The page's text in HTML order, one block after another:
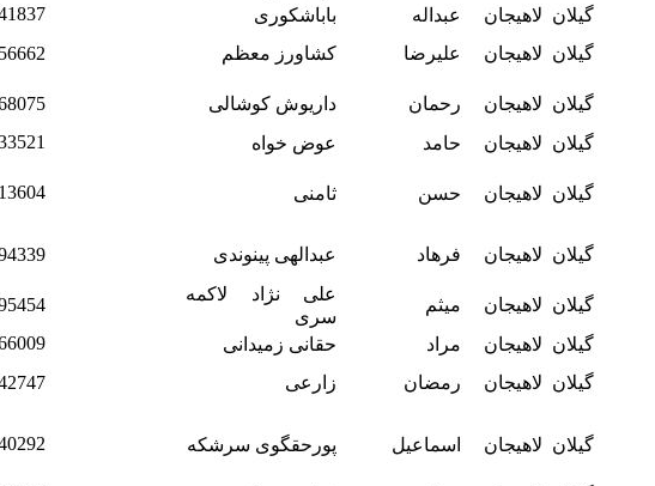
گیلان لاهیجان عبداله باباشکوری
گیلان لاهیجان علیرضا کشاورز معظم
گیلان لاهیجان رحمان داریوش کوشالی
گیلان لاهیجان حامد عوض خواه
گیلان لاهیجان حسن ثامنی
گیلان لاهیجان فرهاد عبدالهی پینوندی
گیلان لاهیجان میثم
علی نژاد لاکمه
سری
گیلان لاهیجان مراد حقانی زمیدانی
گیلان لاهیجان رمضان زارعی
گیلان لاهیجان اسماعیل پورحقگوی سرشکه